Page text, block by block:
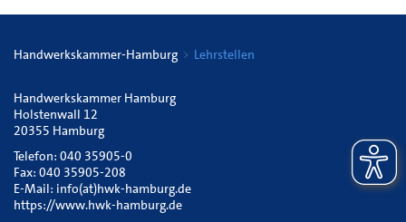
Handwerkskammer-Hamburg Lehrstellen
Handwerkskammer Hamburg
Holstenwall 12
20355 Hamburg
Telefon: 040 35905-0
Fax: 040 35905-208
E-Mail: info(at)hwk-hamburg.de
https://www.hwk-hamburg.de